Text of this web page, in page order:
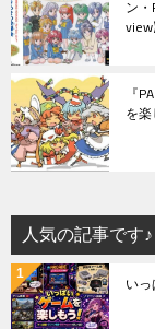
ン
view
『
を
人気の記事です♪
い